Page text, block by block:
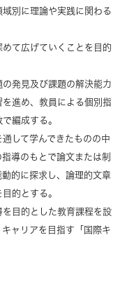
別に理論や実践に関わる
めて広げていくことを目的
の発見及び課題の解決能力
進め、教員による個別指
編成する。
して学んできたものの中
導のもとで論文または制
的に探求し、論理的文章
的とする。
目的とした教育課程を設
ャリアを目指す「国際キ